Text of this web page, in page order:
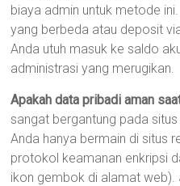
biaya admin untuk metode
yang berbeda atau deposit
Anda utuh masuk ke saldo
administrasi yang merugikan.
Apakah data pribadi aman
sangat bergantung pada
Anda hanya bermain di situs
protokol keamanan enkripsi
ikon gembok di alamat web).